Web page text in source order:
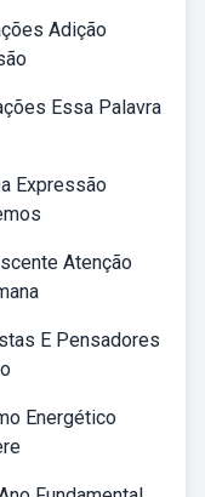
Adição
Essa Palavra
Expressão
Atenção
E Pensadores
Energético